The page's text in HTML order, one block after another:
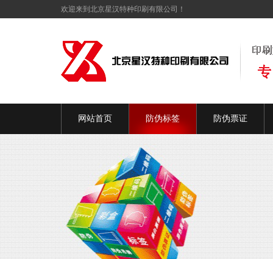
欢迎来到北京星汉特种印刷有限公司！
网站首页 防伪标签 防伪票证